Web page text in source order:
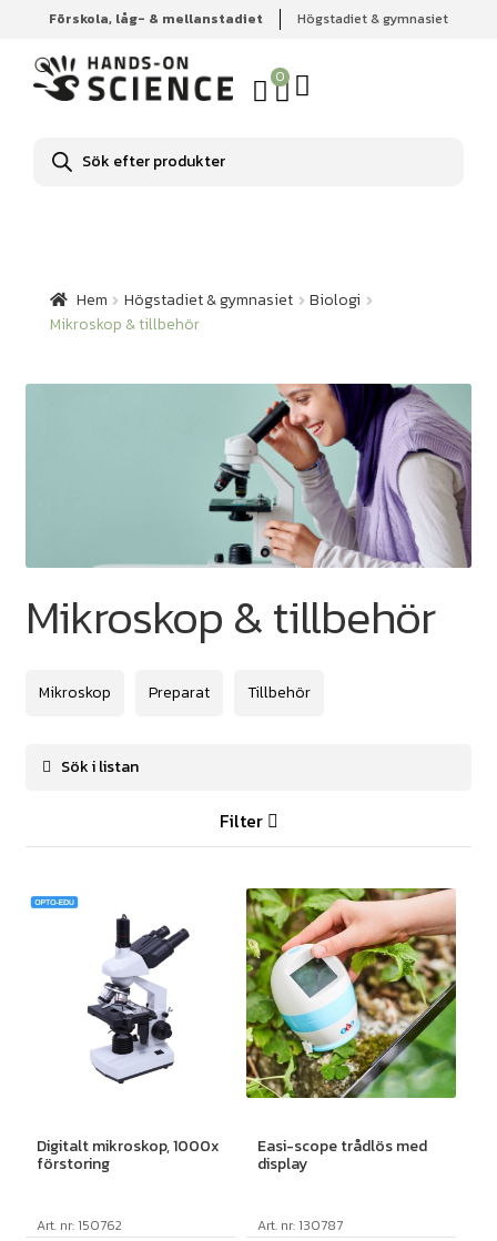
Förskola, låg- & mellanstadiet Högstadiet & gymnasiet
0
Produktsökning
Hem Högstadiet & gymnasiet Biologi
Mikroskop &
tillbehör
Hem Högstadiet & gymnasiet
Biologi
Mikroskop & tillbehör
Mikroskop & tillbehör
Mikroskop Preparat Tillbehör
Filter
Digitalt mikroskop, 1000x
förstoring
Art. nr: 150762
Easi-scope trådlös med
display
Art. nr: 130787